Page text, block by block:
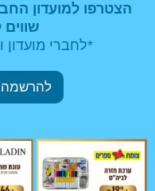
הצטרפו למועדון
שווים
*לחברי מועדון
להרשמה